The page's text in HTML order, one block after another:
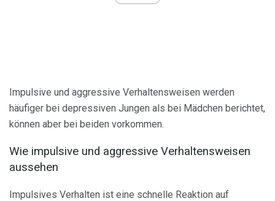
Impulsive und aggressive Verhaltensweisen werden
häufiger bei depressiven Jungen als bei Mädchen berichtet,
können aber bei beiden vorkommen.
Wie impulsive und aggressive Verhaltensweisen
aussehen
Impulsives Verhalten ist eine schnelle Reaktion auf